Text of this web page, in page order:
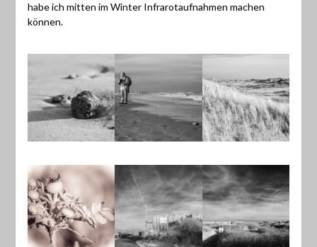
habe ich mitten im Winter Infrarotaufnahmen machen
können.